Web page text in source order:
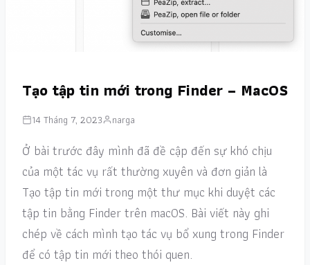
Tạo tập tin mới trong Finder – MacOS
14 Tháng 7, 2023 narga
Ở bài trước đây mình đã đề cập đến sự khó chịu
của một tác vụ rất thường xuyên và đơn giản là
Tạo tập tin mới trong một thư mục khi duyệt các
tập tin bằng Finder trên macOS. Bài viết này ghi
chép về cách mình tạo tác vụ bổ xung trong Finder
để có tập tin mới theo thói quen.